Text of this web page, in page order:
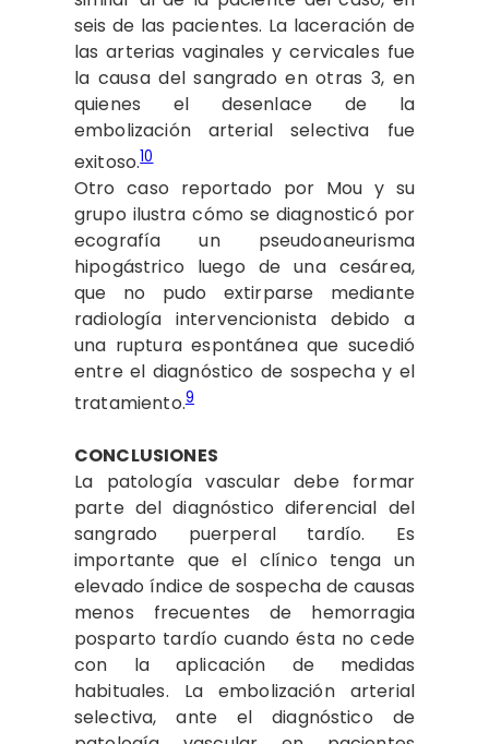
seis de las pacientes. La laceración de
las arterias vaginales y cervicales fue
la causa del sangrado en otras 3, en
quienes el desenlace de la
embolización arterial selectiva fue
exitoso.10
Otro caso reportado por Mou y su
grupo ilustra cómo se diagnosticó por
ecografía un pseudoaneurisma
hipogástrico luego de una cesárea,
que no pudo extirparse mediante
radiología intervencionista debido a
una ruptura espontánea que sucedió
entre el diagnóstico de sospecha y el
tratamiento.9
CONCLUSIONES
La patología vascular debe formar
parte del diagnóstico diferencial del
sangrado puerperal tardío. Es
importante que el clínico tenga un
elevado índice de sospecha de causas
menos frecuentes de hemorragia
posparto tardío cuando ésta no cede
con la aplicación de medidas
habituales. La embolización arterial
selectiva, ante el diagnóstico de